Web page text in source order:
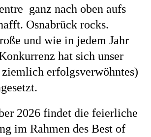
ganz nach oben aufs
Osnabrück rocks.
und wie in jedem Jahr
hat sich unser
erfolgsverwöhntes)
2026 findet die feierliche
im Rahmen des Best of